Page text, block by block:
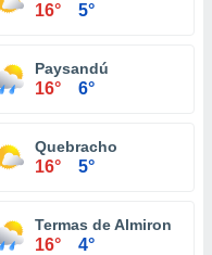
16° 5°
Paysandú
16° 6°
Quebracho
16° 5°
Termas de Almiron
16° 4°